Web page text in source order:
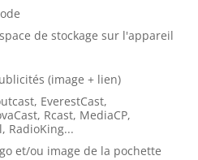
de stockage sur l'appareil
(image + lien)
EverestCast,
Rcast, MediaCP,
RadioKing...
et/ou image de la pochette